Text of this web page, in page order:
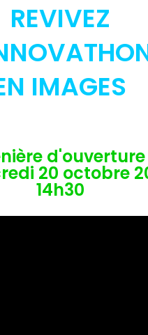
REVIVEZ
IMAGES
d'ouverture
20 octobre
14h30